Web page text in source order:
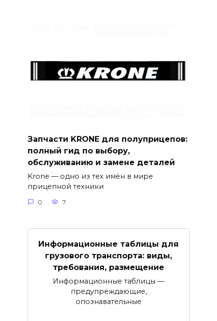
Запчасти KRONE для полуприцепов:
полный гид по выбору,
обслуживанию и замене деталей
Krone — одно из тех имён в мире
прицепной техники
0 7
Информационные таблицы для
грузового транспорта: виды,
требования, размещение
Информационные таблицы —
предупреждающие,
опознавательные